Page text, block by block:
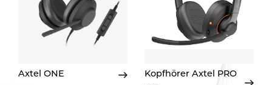
Axtel ONE
Kopfhörer Axtel PRO